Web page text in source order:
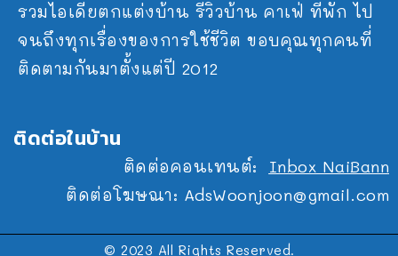
รวมไอเดียตกแต่งบ้าน รีวิวบ้าน คาเฟ่ ที่พัก ไป
จนถึงทุกเรื่องของการใช้ชีวิต ขอบคุณทุกคนที่
ติดตามกันมาตั้งแต่ปี 2012
ติดต่อในบ้าน
ติดต่อคอนเทนต์: Inbox NaiBann
ติดต่อโฆษณา: AdsWoonjoon@gmail.com
© 2023 All Rights Reserved.